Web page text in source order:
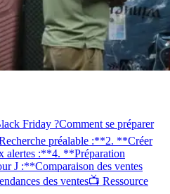
Friday ?Comment se préparer
préalable :**2. **Créer
alertes :**4. **Préparation
J :**Comparaison des ventes
des ventes📺 Ressource